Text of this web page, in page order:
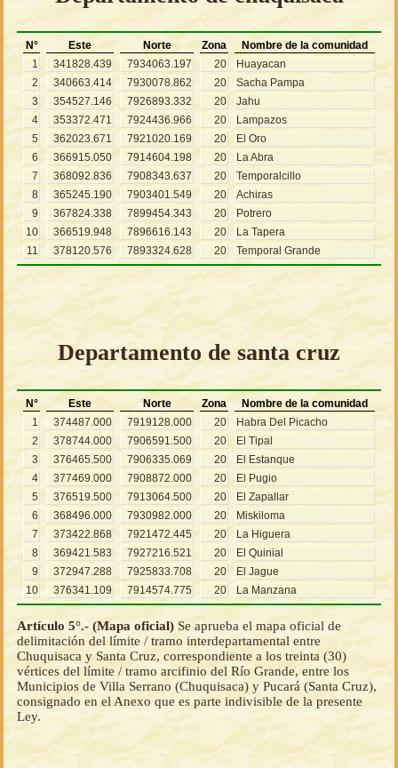
N° Este Norte Zona
Nombre de la comunidad
1
341828.439 7934063.197 20
Huayacan
2
340663.414 7930078.862 20
Sacha Pampa
3
354527.146 7926893.332 20
Jahu
4
353372.471 7924436.966 20
Lampazos
5
362023.671 7921020.169 20
El Oro
6
366915.050 7914604.198 20
La Abra
7
368092.836 7908343.637 20
Temporalcillo
8
365245.190 7903401.549 20
Achiras
9
367824.338 7899454.343 20
Potrero
10
366519.948 7896616.143 20
La Tapera
11
378120.576 7893324.628 20 Temporal Grande
Departamento de santa cruz
N° Este Norte Zona
Nombre de la comunidad
1
374487.000 7919128.000 20
Habra Del Picacho
2
378744.000 7906591.500 20
El Tipal
3
376465.500 7906335.069 20
El Estanque
4
377469.000 7908872.000 20
El Pugio
5
376519.500 7913064.500 20
El Zapallar
6
368496.000 7930982.000 20
Miskiloma
7
373422.868 7921472.445 20
La Higuera
8
369421.583 7927216.521 20
El Quinial
9
372947.288 7925833.708 20
El Jague
10
376341.109 7914574.775 20 La Manzana
Artículo 5°.- (Mapa oficial) Se aprueba el mapa oficial de
delimitación del límite / tramo interdepartamental entre
Chuquisaca y Santa Cruz, correspondiente a los treinta (30)
vértices del límite / tramo arcifinio del Río Grande, entre los
Municipios de Villa Serrano (Chuquisaca) y Pucará (Santa Cruz),
consignado en el Anexo que es parte indivisible de la presente
Ley.